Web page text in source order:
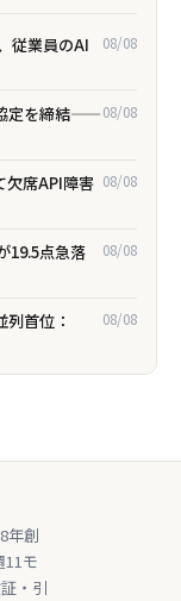
従業員のAI
08/08
定を締結——08/08
席――API障害 08/08
19.5点急落
08/08
首位：
08/08
年創
11モ
・引